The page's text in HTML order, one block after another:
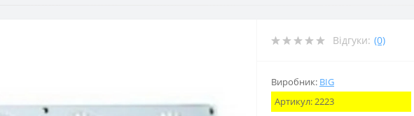
Відгуки: (0)
Виробник: BIG
Артикул:2223